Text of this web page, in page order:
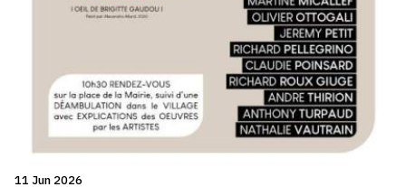
11 Jun 2026